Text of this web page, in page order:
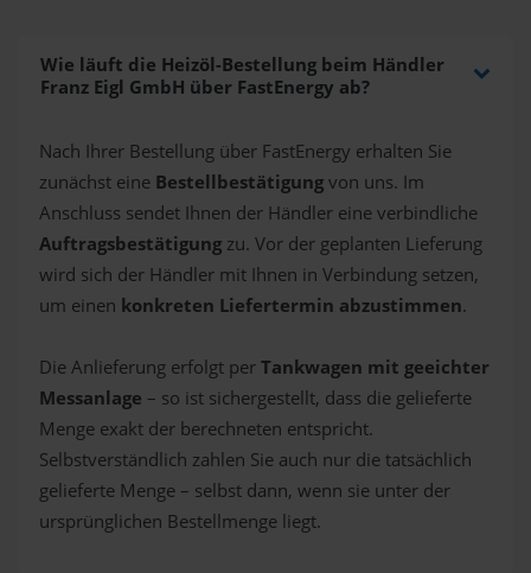
Wie läuft die Heizöl-Bestellung beim Händler
Franz Eigl GmbH über FastEnergy ab?
Nach Ihrer Bestellung über FastEnergy erhalten Sie
zunächst eine Bestellbestätigungvon uns. Im
Anschluss sendet Ihnen der Händler eine verbindliche
Auftragsbestätigungzu. Vor der geplanten Lieferung
wird sich der Händler mit Ihnen in Verbindung setzen,
um einen konkreten Liefertermin abzustimmen.
Die Anlieferung erfolgt perTankwagen mit geeichter
Messanlage – so ist sichergestellt, dass die gelieferte
Menge exakt der berechneten entspricht.
Selbstverständlich zahlen Sie auch nur die tatsächlich
gelieferte Menge – selbst dann, wenn sie unter der
ursprünglichen Bestellmenge liegt.